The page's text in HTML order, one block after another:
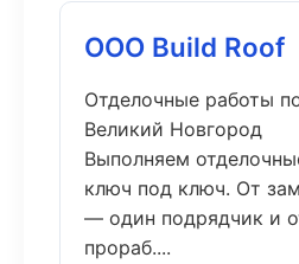
ООО Build Roof
Отделочные работы
Великий Новгород
Выполняем
ключ под ключ. От
— один подрядчик и
прораб....